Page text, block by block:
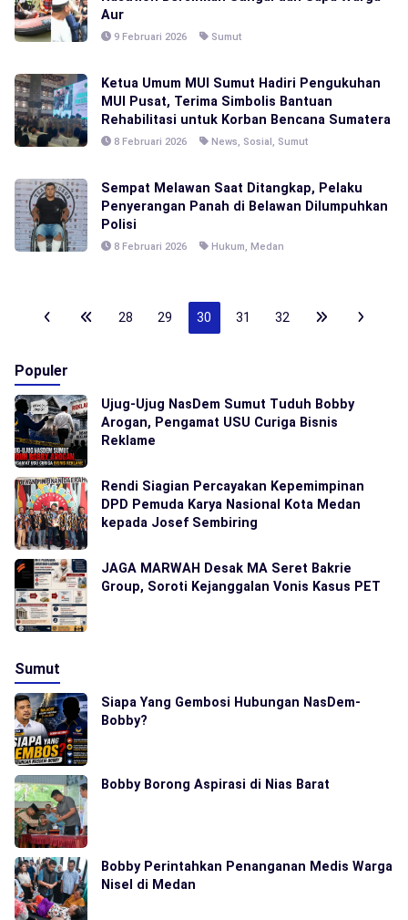
Aur
9 Februari 2026 Sumut
Ketua Umum MUI Sumut Hadiri Pengukuhan
MUI Pusat, Terima Simbolis Bantuan
Rehabilitasi untuk Korban Bencana Sumatera
8 Februari 2026 News, Sosial, Sumut
Sempat Melawan Saat Ditangkap, Pelaku
Penyerangan Panah di Belawan Dilumpuhkan
Polisi
8 Februari 2026 Hukum, Medan
28 29 30 31 32
Populer
Ujug-Ujug NasDem Sumut Tuduh Bobby
Arogan, Pengamat USU Curiga Bisnis
Reklame
Rendi Siagian Percayakan Kepemimpinan
DPD Pemuda Karya Nasional Kota Medan
kepada Josef Sembiring
JAGA MARWAH Desak MA Seret Bakrie
Group, Soroti Kejanggalan Vonis Kasus PET
Sumut
Siapa Yang Gembosi Hubungan NasDem-
Bobby?
Bobby Borong Aspirasi di Nias Barat
Bobby Perintahkan Penanganan Medis Warga
Nisel di Medan